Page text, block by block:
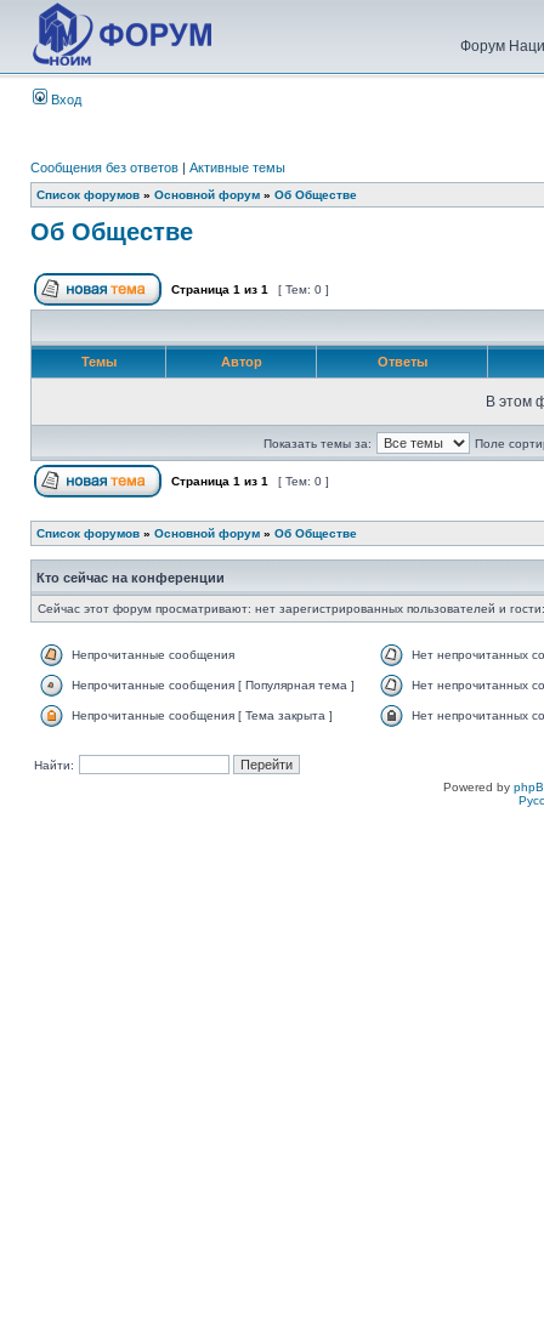
Форум
Вход
Сообщения без ответов | Активные темы
Список форумов » Основной форум » Об Обществе
Об Обществе
Страница 1 из 1 [ Тем: 0 ]
Темы Автор Ответы
В этом
Показать темы за: Поле
Страница 1 из 1 [ Тем: 0 ]
Список форумов » Основной форум » Об Обществе
Кто сейчас на конференции
Сейчас этот форум просматривают: нет зарегистрированных пользователей и
Непрочитанные сообщения Нет непрочитанных
Непрочитанные сообщения [ Популярная тема ] Нет непрочитанных
Непрочитанные сообщения [ Тема закрыта ] Нет непрочитанных
Найти:
Powered by